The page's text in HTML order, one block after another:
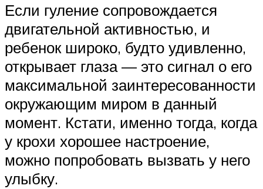
Если гуление сопровождается
двигательной активностью, и
ребенок широко, будто удивленно,
открывает глаза — это сигнал о его
максимальной заинтересованности
окружающим миром в данный
момент. Кстати, именно тогда, когда
у крохи хорошее настроение,
можно попробовать вызвать у него
улыбку.